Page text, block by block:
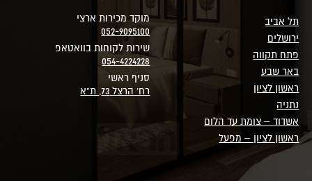
תל אביב
ירושלים
פתח תקווה
באר שבע
ראשון לציון
נתניה
אשדוד – צומת עד הלום
ראשון לציון – מפעל
מוקד מכירות ארצי
052-9095100
שירות לקוחות בוואטאפ
054-4224228
סניף ראשי
רח' הרצל 73, ת"א